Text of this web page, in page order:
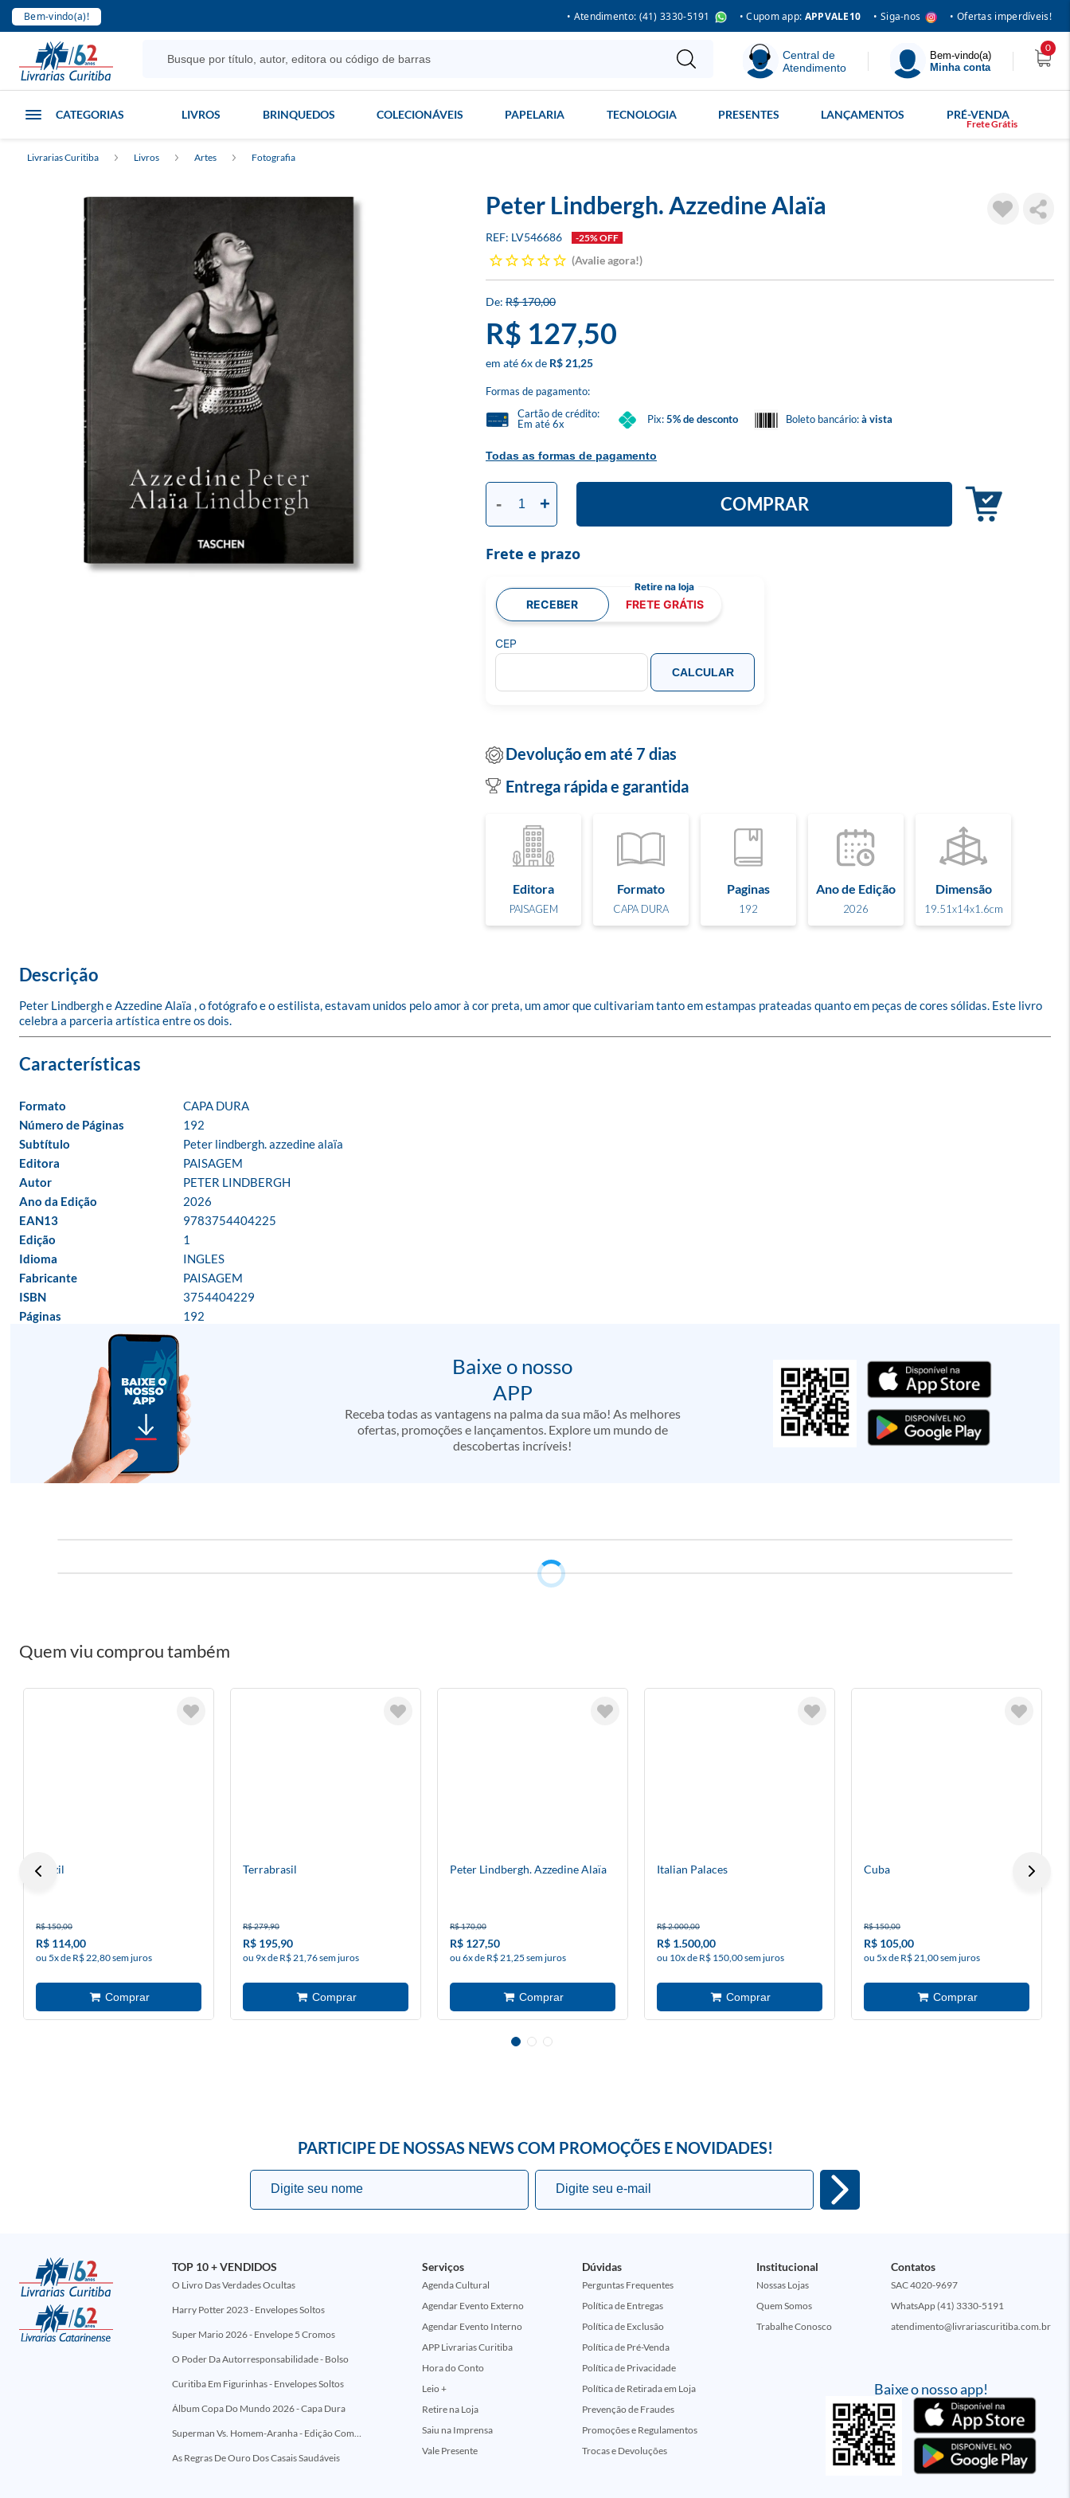
Bem-vindo(a)! • Atendimento: (41) 3330-5191 • Cupom app: APPVALE10 • Siga-nos • Ofertas imperdíveis!
Central de
Atendimento
Bem-vindo(a)
Minha conta
0
CATEGORIAS LIVROS BRINQUEDOS COLECIONÁVEIS PAPELARIA TECNOLOGIA PRESENTES LANÇAMENTOS PRÉ-VENDA
Livrarias Curitiba Livros Artes Fotografia
Peter Lindbergh. Azzedine Alaïa
LV546686 -25% OFF
Avalie agora!
R$ 170,00
R$ 127,50
6x R$ 21,25
Formas de pagamento:
Todas as formas de pagamento
Cartão de crédito:
Em até 6x
Pix:5% de desconto Boleto bancário:à vista
- + COMPRAR
Frete e prazo
RECEBER FRETE GRÁTIS
CEP
CALCULAR
Devolução em até 7 dias
Entrega rápida e garantida
Editora
PAISAGEM
Formato
CAPA DURA
Paginas
192
Ano de Edição
2026
Dimensão
19.51x14x1.6cm
Descrição
Peter Lindbergh e Azzedine Alaïa , o fotógrafo e o estilista, estavam unidos pelo amor à cor preta, um amor que cultivariam tanto em estampas prateadas quanto em peças de cores sólidas. Este livro
celebra a parceria artística entre os dois.
Formato
CAPA DURA
Número de Páginas
192
Subtítulo
Peter lindbergh. azzedine alaïa
Editora
PAISAGEM
Autor
PETER LINDBERGH
Ano da Edição
2026
EAN13
9783754404225
Edição
1
Idioma
INGLES
Fabricante
PAISAGEM
ISBN
3754404229
Páginas
192
Baixe o nosso
APP
Receba todas as vantagens na palma da sua mão! As melhores
ofertas, promoções e lançamentos. Explore um mundo de
descobertas incríveis!
Quem viu comprou também
Brazil
R$ 150,00
R$ 114,00
ou 5x de R$ 22,80 sem juros
Terrabrasil
R$ 279,90
R$ 195,90
ou 9x de R$ 21,76 sem juros
Peter Lindbergh. Azzedine Alaïa
R$ 170,00
R$ 127,50
ou 6x de R$ 21,25 sem juros
Italian Palaces
R$ 2.000,00
R$ 1.500,00
ou 10x de R$ 150,00 sem juros
Cuba
R$ 150,00
R$ 105,00
ou 5x de R$ 21,00 sem juros
PARTICIPE DE NOSSAS NEWS COM PROMOÇÕES E NOVIDADES!
Baixe o nosso app!
TOP 10 + VENDIDOS
O Livro Das Verdades Ocultas
Harry Potter 2023 - Envelopes Soltos
Super Mario 2026 - Envelope 5 Cromos
O Poder Da Autorresponsabilidade - Bolso
Curitiba Em Figurinhas - Envelopes Soltos
Álbum Copa Do Mundo 2026 - Capa Dura
Superman Vs. Homem-Aranha - Edição Comemorativa 50 Anos (Encontros Clássicos Dc E Marvel)
As Regras De Ouro Dos Casais Saudáveis
Serviços
Agenda Cultural
Agendar Evento Externo
Agendar Evento Interno
APP Livrarias Curitiba
Hora do Conto
Leio +
Retire na Loja
Saiu na Imprensa
Vale Presente
Dúvidas
Perguntas Frequentes
Política de Entregas
Política de Exclusão
Política de Pré-Venda
Política de Privacidade
Política de Retirada em Loja
Prevenção de Fraudes
Promoções e Regulamentos
Trocas e Devoluções
Institucional
Nossas Lojas
Quem Somos
Trabalhe Conosco
Contatos
SAC 4020-9697
WhatsApp (41) 3330-5191
atendimento@livrariascuritiba.com.br